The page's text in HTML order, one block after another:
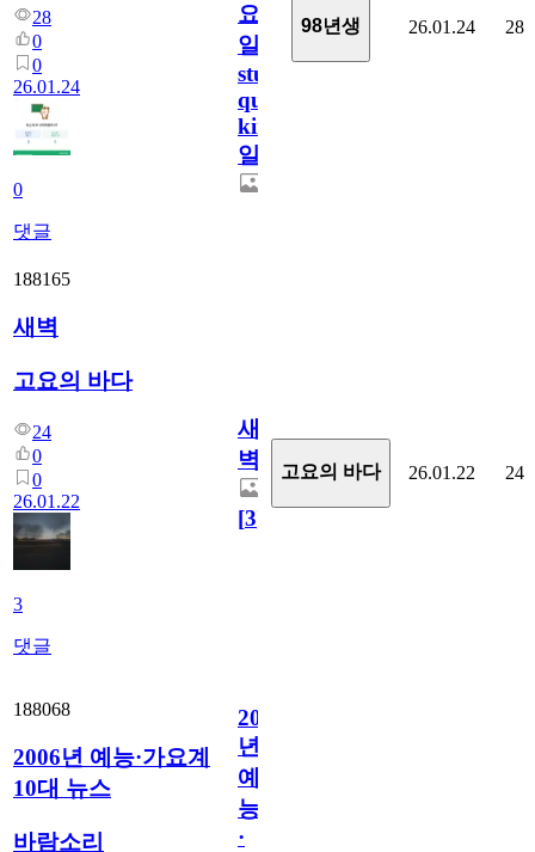
28
0
0
26.01.24
0
댓글
요
일/English
study
quiz
king542
일
98년생 26.01.24 28
188165
새벽
고요의 바다
24
0
0
26.01.22
3
댓글
새
벽
[3]
고요의 바다 26.01.22 24
188068
2006년 예능·가요계
10대 뉴스
바람소리
2006
년
예
능
·